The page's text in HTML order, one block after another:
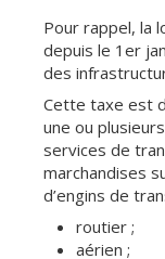
Pour rappel, la
depuis le 1er
des
Cette taxe est
une ou
services de
marchandises
d’engins de
routier ;
aérien ;